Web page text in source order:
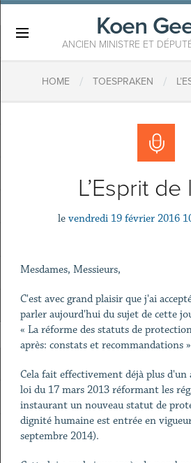
Koen
ANCIEN MINISTRE ET
HOME / TOESPRAKEN /
L’Esprit de
le vendredi 19 février 2016
Mesdames, Messieurs,
C'est avec grand plaisir que j'ai
parler aujourd'hui du sujet de cette
« La réforme des statuts de
après: constats et recommandations
Cela fait effectivement déjà plus d'un
loi du 17 mars 2013 réformant les
instaurant un nouveau statut de
dignité humaine est entrée en
septembre 2014).